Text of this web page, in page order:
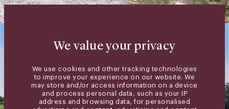
We value your privacy
We use cookies and other tracking technologies
to improve your experience on our website. We
may store and/or access information on a device
and process personal data, such as your IP
address and browsing data, for personalised